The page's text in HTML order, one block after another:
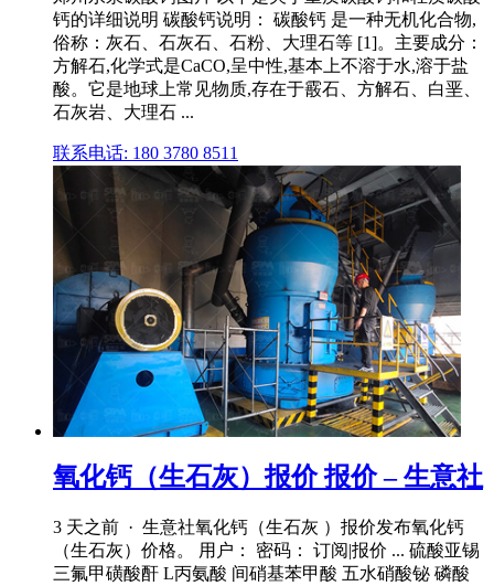
钙的详细说明 碳酸钙说明： 碳酸钙 是一种无机化合物,
俗称：灰石、石灰石、石粉、大理石等 [1]。主要成分：
方解石,化学式是CaCO,呈中性,基本上不溶于水,溶于盐
酸。它是地球上常见物质,存在于霰石、方解石、白垩、
石灰岩、大理石 ...
联系电话: 180 3780 8511
氧化钙（生石灰）报价 报价 – 生意社
3 天之前 · 生意社氧化钙（生石灰 ）报价发布氧化钙
（生石灰）价格。 用户： 密码： 订阅|报价 ... 硫酸亚锡
三氟甲磺酸酐 L丙氨酸 间硝基苯甲酸 五水硝酸铋 磷酸